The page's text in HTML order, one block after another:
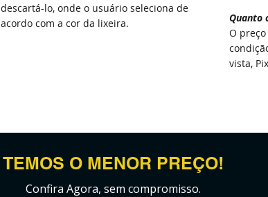
descartá-lo, onde o usuário seleciona de
acordo com a cor da lixeira.
Quanto
O
vista,
TEMOS O MENOR PREÇO!
Confira Agora, sem compromisso.